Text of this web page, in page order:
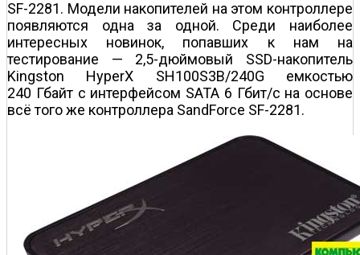
SF-2281. Модели накопителей на этом контроллере
появляются одна за одной. Среди наиболее
интересных новинок, попавших к нам на
тестирование — 2,5-дюймовый SSD-накопитель
Kingston HyperX SH100S3B/240G емкостью
240 Гбайт с интерфейсом SATA 6 Гбит/с на основе
всё того же контроллера SandForce SF-2281.